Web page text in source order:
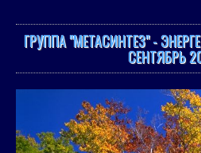
ГРУППА "МЕТАСИНТЕЗ" -
СЕНТЯБРЬ